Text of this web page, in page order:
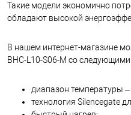
Такие модели экономично
обладают высокой
В нашем интернет-магазине
BHC-L10-S06-M со
диапазон температуры
технология Silencegate